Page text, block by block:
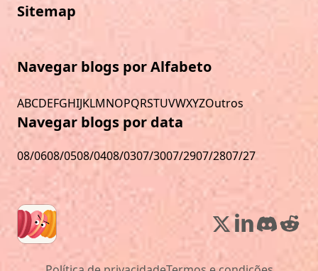
Sitemap
Navegar blogs por Alfabeto
ABCDEFGHIJKLMNOPQRSTUVWXYZOutros
Navegar blogs por data
08/0608/0508/0408/0307/3007/2907/2807/27